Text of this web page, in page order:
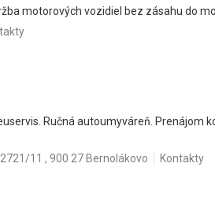
motorových vozidiel bez zásahu do
Ručná autoumyváreň. Prenájom
11 , 900 27 Bernolákovo Kontakty